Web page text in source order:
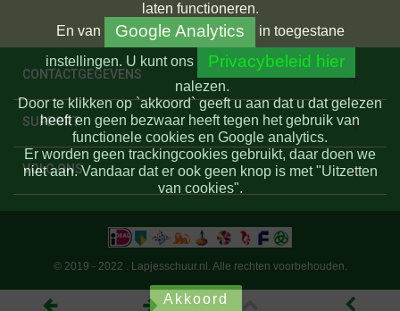
CONTACTGEGEVENS
SUPPORT
VOLG ONS
laten functioneren.
En van Google Analytics
in toegestane
instellingen. U kunt ons Privacybeleid hier
nalezen.
Door te klikken op `akkoord` geeft u aan dat u dat gelezen
heeft en geen bezwaar heeft tegen het gebruik van
functionele cookies en Google analytics.
Er worden geen trackingcookies gebruikt, daar doen we
niet aan. Vandaar dat er ook geen knop is met "Uitzetten
van cookies".
Akkoord
© 2019 - 2022 . Lapjesschuur.nl. Alle rechten voorbehouden.